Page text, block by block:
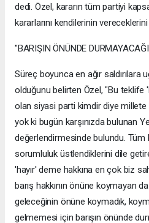
dedi. Özel, kararın tüm partiyi
kararlarını kendilerinin
"BARIŞIN ÖNÜNDE
Süreç boyunca en ağır saldırılara
olduğunu belirten Özel, "Bu teklife
olan siyasi parti kimdir diye
yok ki bugün karşınızda bulunan
değerlendirmesinde bulundu.
sorumluluk üstlendiklerini dile
'hayır' deme hakkına en çok biz
barış hakkının önüne koymayan
geleceğinin önüne koymadık,
gelmemesi için barışın önünde